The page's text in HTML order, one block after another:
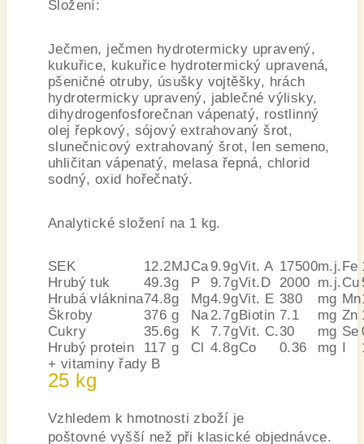
Složení:
Ječmen, ječmen hydrotermicky upravený,
kukuřice, kukuřice hydrotermický upravená,
pšeničné otruby, úsušky vojtěšky, hrách
hydrotermicky upravený, jablečné výlisky,
dihydrogenfosforečnan vápenatý, rostlinný
olej řepkový, sójový extrahovaný šrot,
slunečnicový extrahovaný šrot, len semeno,
uhličitan vápenatý, melasa řepná, chlorid
sodný, oxid hořečnatý.
Analytické složení na 1 kg.
SEK 12.2MJCa9.9gVit. A 17500m.j.Fe
Hrubý tuk
49.3g P 9.7gVit.D 2000 m.j.Cu
Hrubá vláknina74.8g Mg4.9gVit. E 380 mg Mn
Škroby
376 g Na 2.7gBiotin 7.1 mg Zn
Cukry
35.6g K 7.7gVit. C.30 mg Se
Hrubý protein
117 g Cl 4.8gCo 0.36 mg I
+ vitaminy řady B
25 kg
Vzhledem k hmotnosti zboží je
poštovné vyšší než při klasické objednávce.